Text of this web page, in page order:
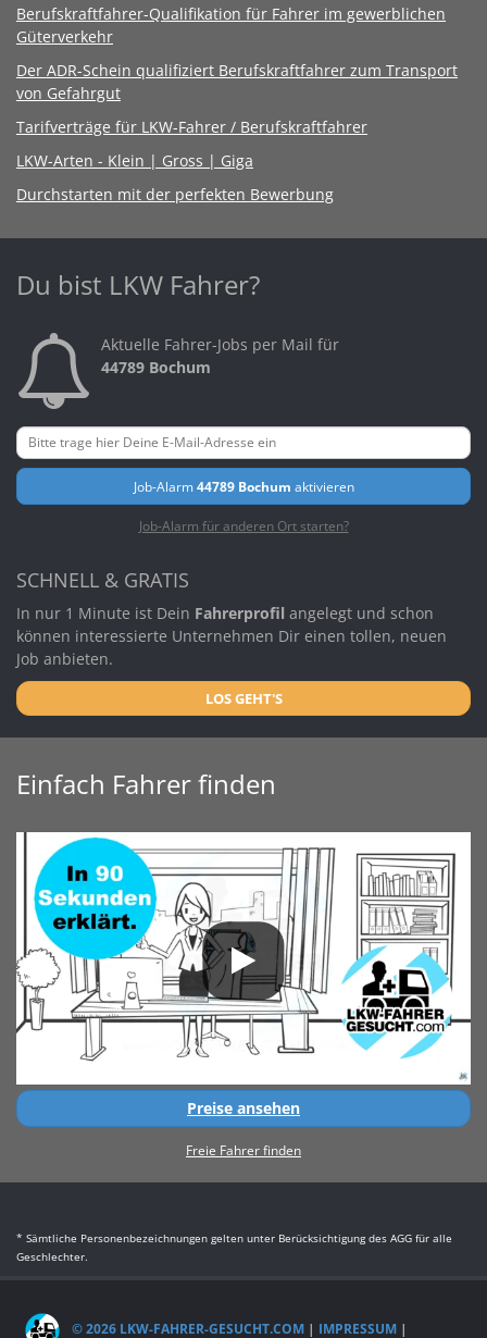
Berufskraftfahrer-Qualifikation für Fahrer im gewerblichen
Güterverkehr
Der ADR-Schein qualifiziert Berufskraftfahrer zum Transport
von Gefahrgut
Tarifverträge für LKW-Fahrer / Berufskraftfahrer
LKW-Arten - Klein | Gross | Giga
Durchstarten mit der perfekten Bewerbung
Du bist LKW Fahrer?
Aktuelle Fahrer-Jobs per Mail für
44789 Bochum
Job-Alarm44789 Bochum aktivieren
Job-Alarm für anderen Ort starten?
SCHNELL & GRATIS
In nur 1 Minute ist Dein Fahrerprofil angelegt und schon
können interessierte Unternehmen Dir einen tollen, neuen
Job anbieten.
LOS GEHT'S
Einfach Fahrer finden
Preise ansehen
Freie Fahrer finden
* Sämtliche Personenbezeichnungen gelten unter Berücksichtigung des AGG für alle
Geschlechter.
© 2026 LKW-FAHRER-GESUCHT.COM | IMPRESSUM |